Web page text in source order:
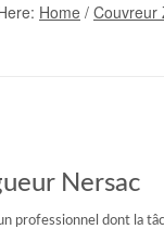
Home / Couvreur
Nersac
professionnel dont la